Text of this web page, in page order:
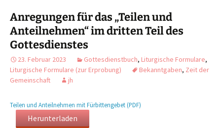
Anregungen für das „Teilen und
Anteilnehmen“ im dritten Teil des
Gottesdienstes
23. Februar 2023 Gottesdienstbuch, Liturgische Formulare,
Liturgische Formulare (zur Erprobung)
Bekanntgaben, Zeit der
Gemeinschaft
jh
Teilen und Anteilnehmen mit Fürbittengebet (PDF)
Herunterladen